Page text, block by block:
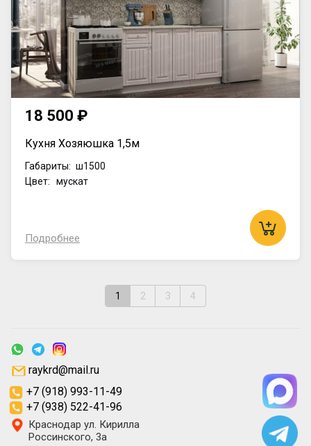
18 500 ₽
Кухня Хозяюшка 1,5м
Габариты: ш1500
Цвет: мускат
Подробнее
1 2 3 4
Краснодар ул. Кирилла
Россинского, 3а
+7 (918) 993-11-49
+7 (938) 522-41-96
raykrd@mail.ru